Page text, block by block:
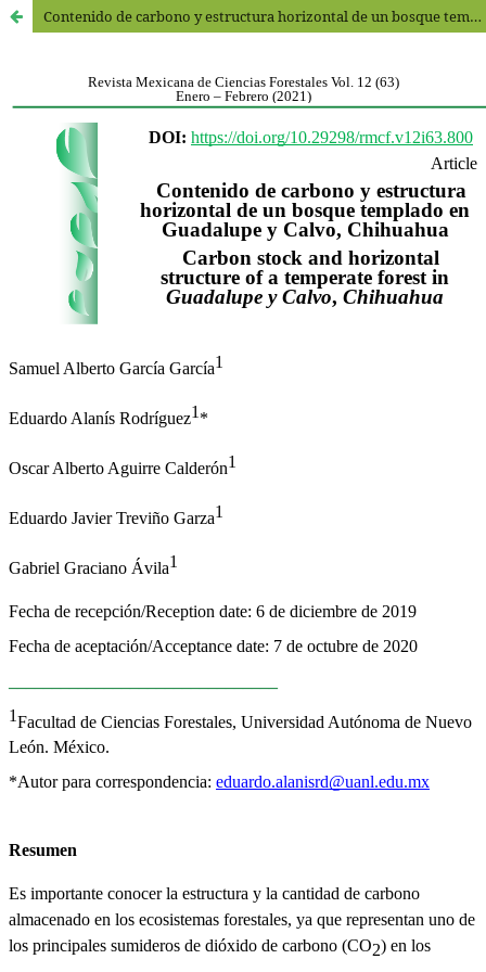
Contenido de carbono y estructura horizontal de un bosque templado en Guadalupe y Calvo, Chihuahua